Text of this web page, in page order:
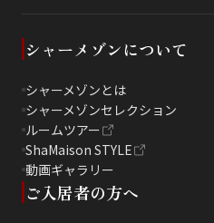
シャーメゾンについて
シャーメゾンとは
シャーメゾンセレクション
ルームツアー
ShaMaison STYLE
動画ギャラリー
ご入居者の方へ